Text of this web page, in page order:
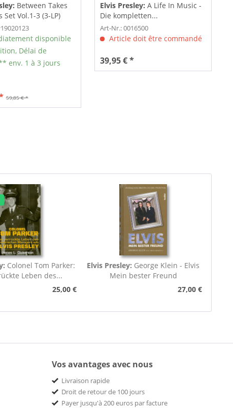
Between Takes
Set Vol.1-3 (3-LP)
disponible
Délai de
env. 1 à 3 jours
59,85 € *
Elvis Presley: A Life In Music -
Die kompletten...
Art-Nr.: 0016500
Article doit être commandé
39,95 € *
Colonel Tom Parker:
Leben des...
25,00 €
Elvis Presley: George Klein - Elvis
Mein bester Freund
27,00 €
Vos avantages avec nous
Livraison rapide
Droit de retour de 100 jours
Payer jusqu'à 200 euros par facture